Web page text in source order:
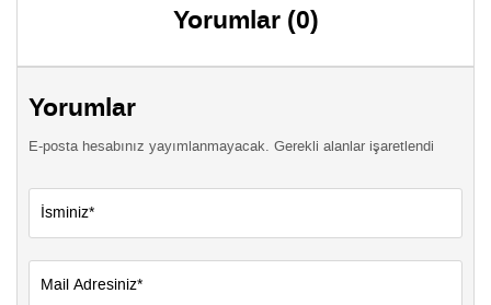
Yorumlar (0)
Yorumlar
E-posta hesabınız yayımlanmayacak. Gerekli alanlar işaretlendi